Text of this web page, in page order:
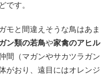
です。
モと間違えそうな鳥はあま
ガン類の若鳥や家禽のアヒル
間（マガンやサカツラガン
がおり、遠目にはオレンジ